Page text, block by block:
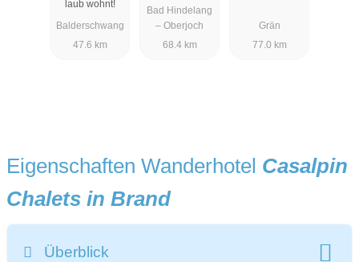
laub wohnt!
Balderschwang
47.6 km
Bad Hindelang
– Oberjoch
68.4 km
Grän
77.0 km
Eigenschaften Wanderhotel Casalpin
Chalets in Brand
Überblick